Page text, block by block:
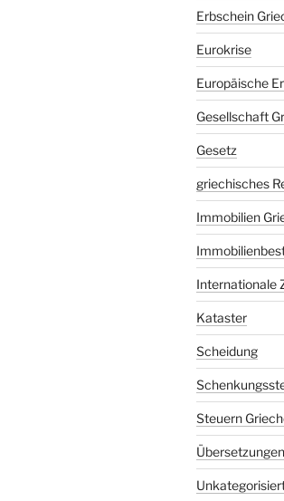
Erbschein
Eurokrise
Europäische
Gesellschaft
Gesetz
griechisches
Immobilien
Internationale
Kataster
Scheidung
Steuern
Übersetzungen